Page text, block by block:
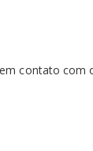
contato com